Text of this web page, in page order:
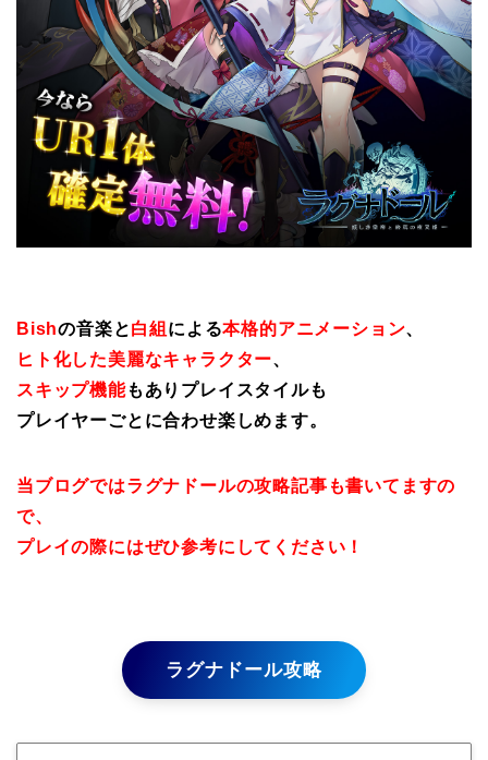
Bishの音楽と白組 による本格的アニメーション、
ヒト化した美麗なキャラクター、
スキップ機能もありプレイスタイルも
プレイヤーごとに合わせ楽しめます。
当ブログではラグナドールの攻略記事も書いてますの
で、
プレイの際にはぜひ参考にしてください！
ラグナドール攻略